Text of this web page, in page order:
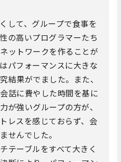
して、グループで食事を
の高いプログラマーたち
ットワークを作ることが
パフォーマンスに大きな
結果がでました。また、
話に費やした時間を基に
が強いグループの方が、
レスを感じておらず、会
せんでした。
テーブルをすべて大きく